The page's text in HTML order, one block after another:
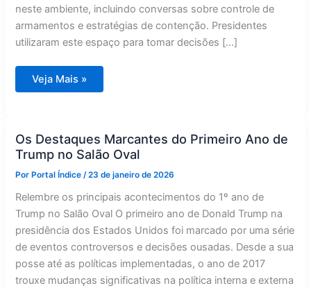
neste ambiente, incluindo conversas sobre controle de
armamentos e estratégias de contenção. Presidentes
utilizaram este espaço para tomar decisões […]
O
que
Veja Mais »
Os Destaques Marcantes do Primeiro Ano de
Trump no Salão Oval
PorPortal Índice /23 de janeiro de 2026
Relembre os principais acontecimentos do 1º ano de
Trump no Salão Oval O primeiro ano de Donald Trump na
presidência dos Estados Unidos foi marcado por uma série
de eventos controversos e decisões ousadas. Desde a sua
posse até as políticas implementadas, o ano de 2017
trouxe mudanças significativas na política interna e externa